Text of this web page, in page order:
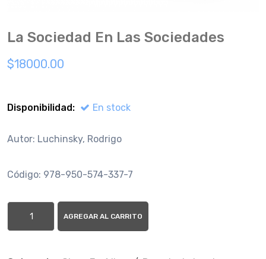
La Sociedad En Las Sociedades
$18000.00
Disponibilidad: En stock
Autor: Luchinsky, Rodrigo
Código: 978-950-574-337-7
AGREGAR AL CARRITO